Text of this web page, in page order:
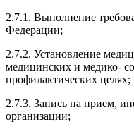
2.7.1. Выполнение
Федерации;
2.7.2. Установление
медицинских и медико-
профилактических целях;
2.7.3. Запись на прием,
организации;